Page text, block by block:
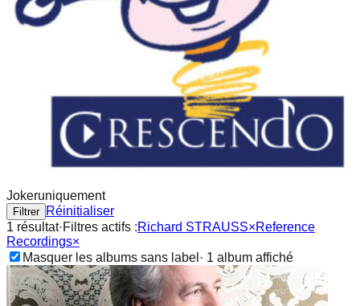
Jokeruniquement
Filtrer
Réinitialiser
1 résultat·Filtres actifs :Richard STRAUSS×Reference
Recordings×
Masquer les albums sans label · 1 album affiché